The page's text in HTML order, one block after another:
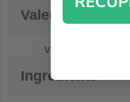
Valeurs
voir les
Ingrédients